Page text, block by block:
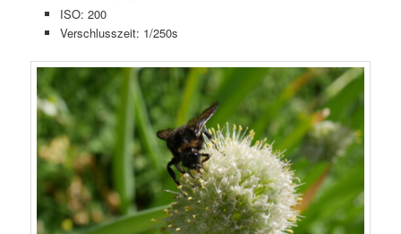
ISO: 200
Verschlusszeit: 1/250s